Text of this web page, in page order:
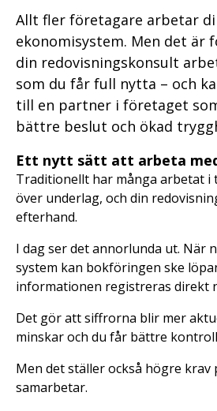
Allt fler företagare arbetar
ekonomisystem. Men det är
din redovisningskonsult
som du får full nytta – och
till en partner i företaget
bättre beslut och ökad
Ett nytt sätt att arbeta
Traditionellt har många arbetat i
över underlag, och din
efterhand.
I dag ser det annorlunda ut. När
system kan bokföringen ske
informationen registreras direkt
Det gör att siffrorna blir mer
minskar och du får bättre
Men det ställer också högre krav
samarbetar.